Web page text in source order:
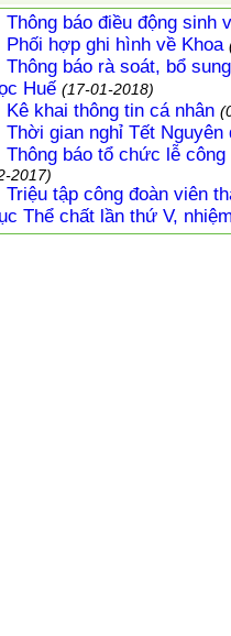
Thông báo điều động sinh
Phối hợp ghi hình về Khoa
Thông báo rà soát, bổ
Huế (17-01-2018)
Kê khai thông tin cá nhân
Thời gian nghỉ Tết Nguyên
Thông báo tổ chức lễ
2017)
Triệu tập công đoàn viên
Thể chất lần thứ V,